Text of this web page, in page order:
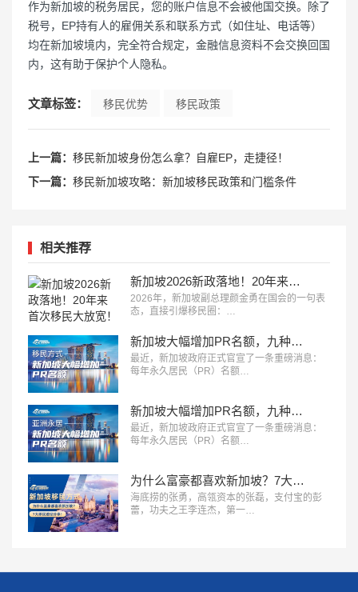
作为新加坡的税务居民，您的账户信息不会被他国交换。除了
税号，EP持有人的雇佣关系和联系方式（如住址、电话等）
均在新加坡境内，完全符合规定，金融信息资料不会交换回国
内，这有助于保护个人隐私。
文章标签： 移民优势 移民政策
上一篇： 移民新加坡身份怎么拿？自雇EP，走捷径！
下一篇： 移民新加坡攻略：新加坡移民政策和门槛条件
相关推荐
新加坡2026新政落地！20年来首次移民大放宽！
2026年，新加坡副总理颜金勇在国会的一句表
态，直接引爆移民圈：…
新加坡大幅增加PR名额，九种移民方式全解析，看您适合哪种？
最近，新加坡政府正式官宣了一条重磅消息：
每年永久居民（PR）名额…
新加坡大幅增加PR名额，九种移民方式全解析，看您适合哪种？
最近，新加坡政府正式官宣了一条重磅消息：
每年永久居民（PR）名额…
为什么富豪都喜欢新加坡？7大移民途径分享！
海底捞的张勇，高瓴资本的张磊，支付宝的彭
蕾，功夫之王李连杰，第一…